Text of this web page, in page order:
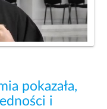
pokazała,
i